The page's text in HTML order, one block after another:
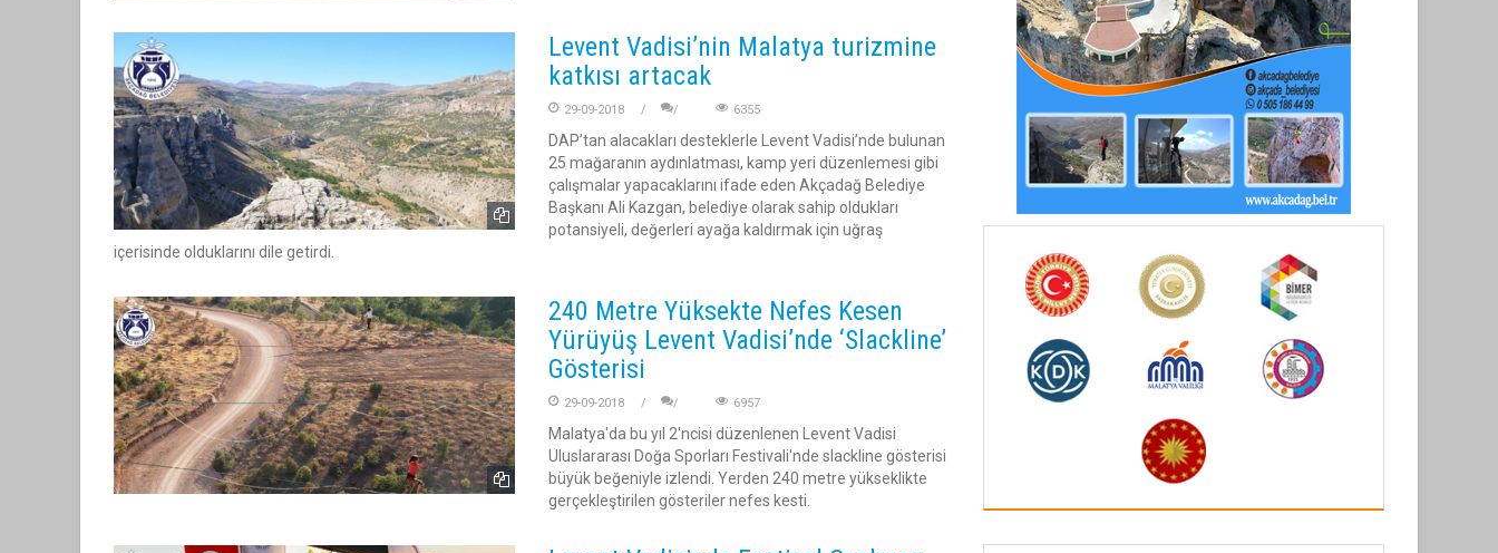
Levent Vadisi’nin Malatya turizmine
katkısı artacak
29-09-2018 6355
DAP’tan alacakları desteklerle Levent Vadisi’nde bulunan
25 mağaranın aydınlatması, kamp yeri düzenlemesi gibi
çalışmalar yapacaklarını ifade eden Akçadağ Belediye
Başkanı Ali Kazgan, belediye olarak sahip oldukları
potansiyeli, değerleri ayağa kaldırmak için uğraş
içerisinde olduklarını dile getirdi.
240 Metre Yüksekte Nefes Kesen
Yürüyüş Levent Vadisi’nde ‘Slackline’
Gösterisi
29-09-2018 6957
Malatya'da bu yıl 2'ncisi düzenlenen Levent Vadisi
Uluslararası Doğa Sporları Festivali'nde slackline gösterisi
büyük beğeniyle izlendi. Yerden 240 metre yükseklikte
gerçekleştirilen gösteriler nefes kesti.